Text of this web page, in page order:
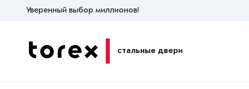
Уверенный выбор миллионов!
стальные двери